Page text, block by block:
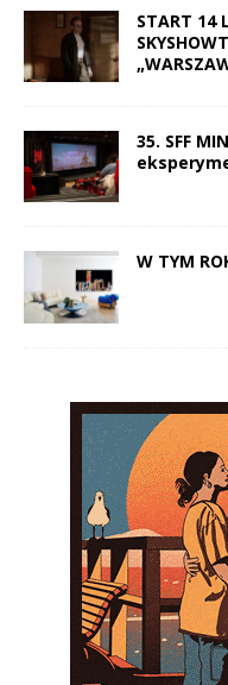
START 14
35. SFF
W TYM